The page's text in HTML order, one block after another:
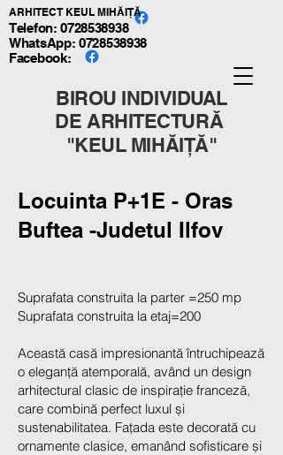
BIROU INDIVIDUAL
DE ARHITECTURĂ
"KEUL MIHĂIȚĂ"
Telefon: 0728538938
WhatsApp: 0728538938
Facebook:
ARHITECT KEUL MIHĂIȚĂ
Locuinta P+1E - Oras
Buftea -Judetul Ilfov
Suprafata construita la parter =250 mp
Suprafata construita la etaj=200
Această casă impresionantă întruchipează
o eleganță atemporală, având un design
arhitectural clasic de inspirație franceză,
care combină perfect luxul și
sustenabilitatea. Fațada este decorată cu
ornamente clasice, emanând sofisticare și